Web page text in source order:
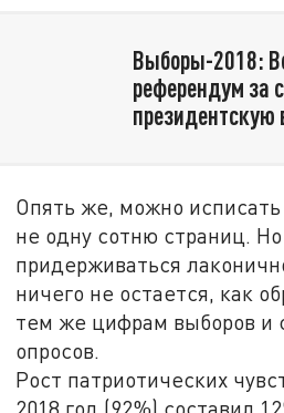
Выборы-2018:
референдум за
президентскую
Опять же, можно исписать
не одну сотню страниц.
придерживаться
ничего не остается, как
тем же цифрам выборов и
опросов.
Рост патриотических
2018 год (92%) составил